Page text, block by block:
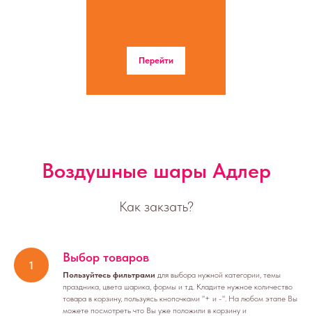
Перейти
Воздушные шары Адлер
Как закзать?
Выбор товаров
Пользуйтесь фильтрами для выбора нужной категории, темы
праздника, цвета шарика, формы и т.д. Кладите нужное количество
товара в корзину, пользуясь кнопочками "+ и -". На любом этапе Вы
можете посмотреть что Вы уже положили в корзину и